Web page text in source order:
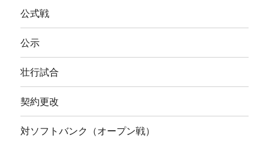
公式戦
公示
壮行試合
契約更改
対ソフトバンク（オープン戦）